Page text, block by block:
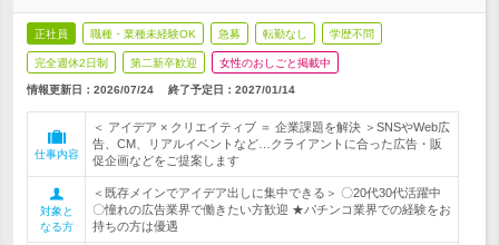
正社員 職種・業種未経験OK 急募 転勤なし 学歴不問
完全週休2日制 第二新卒歓迎 女性のおしごと掲載中
情報更新日：2026/07/24 終了予定日： 2027/01/14
仕事内容
＜ アイデア × クリエイティブ ＝ 企業課題を解決 ＞SNSやWeb広
告、CM、リアルイベントなど…クライアントに合った広告・販
促企画などをご提案します
対象と
なる方
＜既存メインでアイデア出しに集中できる＞ 〇20代30代活躍中
〇憧れの広告業界で働きたい方歓迎 ★パチンコ業界での経験をお
持ちの方は優遇